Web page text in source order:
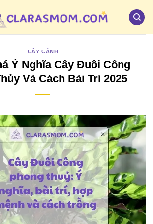
CÂY CẢNH
Ý Nghĩa Cây Đuôi Công
Và Cách Bài Trí 2025